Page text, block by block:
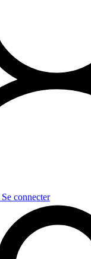
Se connecter